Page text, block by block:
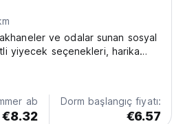
ve odalar sunan sosyal
yiyecek seçenekleri, harika
yurtlar ve diğer etkinlikler!
ab
€8.32
Dorm başlangıç fiyatı:
€6.57